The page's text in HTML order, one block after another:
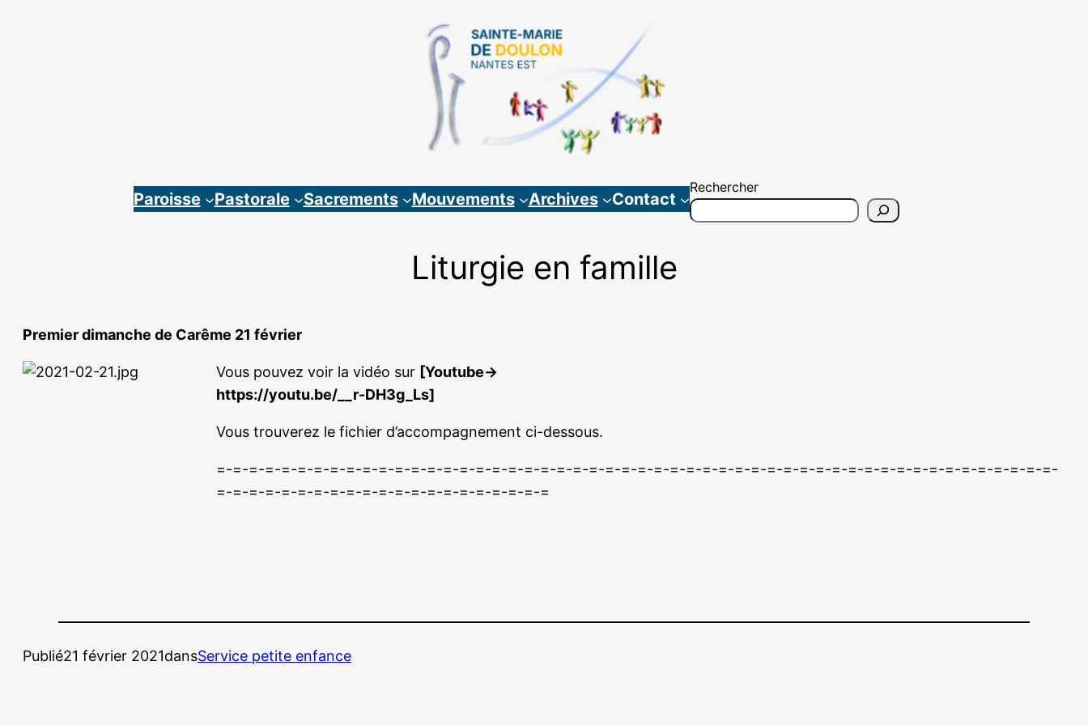
Paroisse Pastorale Sacrements Mouvements Archives Contact
Rechercher
Liturgie en famille
Premier dimanche de Carême 21 février
Vous pouvez voir la vidéo sur [Youtube->
https://youtu.be/__r-DH3g_Ls]
Vous trouverez le fichier d’accompagnement ci-dessous.
=-=-=-=-=-=-=-=-=-=-=-=-=-=-=-=-=-=-=-=-=-=-=-=-=-=-=-=-=-=-=-=-=-=-=-=-=-=-=-=-=-=-=-=-=-=-=-=-=-=-=-=-
=-=-=-=-=-=-=-=-=-=-=-=-=-=-=-=-=-=-=-=-=
Publié21 février 2021dansService petite enfance